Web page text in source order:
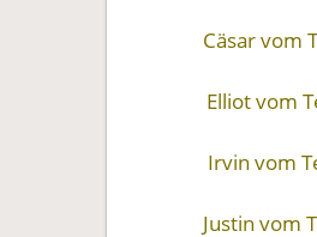
Cäsar vom
Elliot vom
Irvin vom
Justin vom